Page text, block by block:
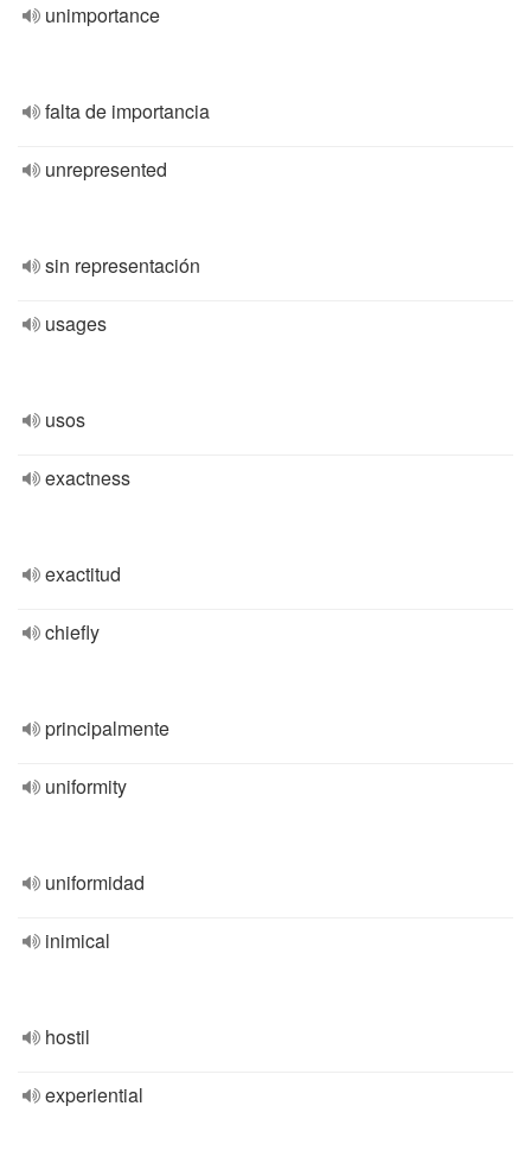
unimportance
falta de importancia
unrepresented
sin representación
usages
usos
exactness
exactitud
chiefly
principalmente
uniformity
uniformidad
inimical
hostil
experiential